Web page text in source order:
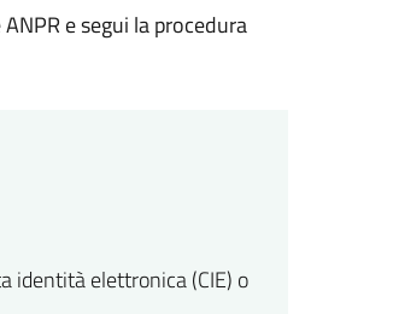
e segui la procedura
identità elettronica (CIE) o